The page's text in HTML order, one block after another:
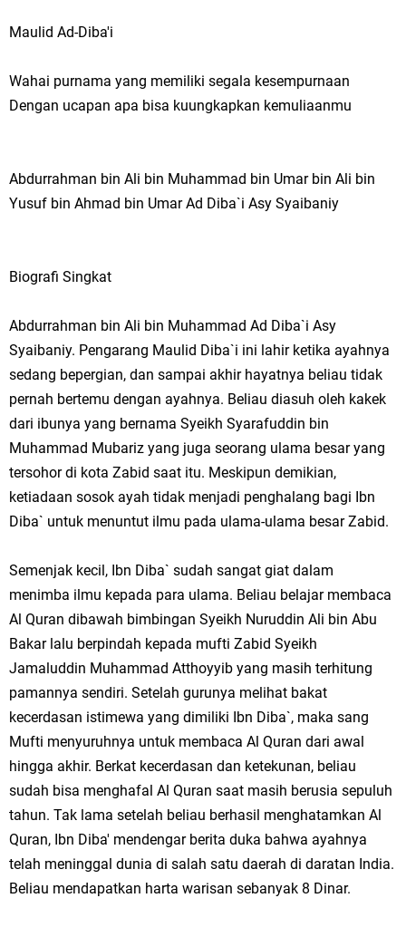
Maulid Ad-Diba'i
Wahai purnama yang memiliki segala kesempurnaan
Dengan ucapan apa bisa kuungkapkan kemuliaanmu
Abdurrahman bin Ali bin Muhammad bin Umar bin Ali bin
Yusuf bin Ahmad bin Umar Ad Diba`i Asy Syaibaniy
Biografi Singkat
Abdurrahman bin Ali bin Muhammad Ad Diba`i Asy
Syaibaniy. Pengarang Maulid Diba`i ini lahir ketika ayahnya
sedang bepergian, dan sampai akhir hayatnya beliau tidak
pernah bertemu dengan ayahnya. Beliau diasuh oleh kakek
dari ibunya yang bernama Syeikh Syarafuddin bin
Muhammad Mubariz yang juga seorang ulama besar yang
tersohor di kota Zabid saat itu. Meskipun demikian,
ketiadaan sosok ayah tidak menjadi penghalang bagi Ibn
Diba` untuk menuntut ilmu pada ulama-ulama besar Zabid.
Semenjak kecil, Ibn Diba` sudah sangat giat dalam
menimba ilmu kepada para ulama. Beliau belajar membaca
Al Quran dibawah bimbingan Syeikh Nuruddin Ali bin Abu
Bakar lalu berpindah kepada mufti Zabid Syeikh
Jamaluddin Muhammad Atthoyyib yang masih terhitung
pamannya sendiri. Setelah gurunya melihat bakat
kecerdasan istimewa yang dimiliki Ibn Diba`, maka sang
Mufti menyuruhnya untuk membaca Al Quran dari awal
hingga akhir. Berkat kecerdasan dan ketekunan, beliau
sudah bisa menghafal Al Quran saat masih berusia sepuluh
tahun. Tak lama setelah beliau berhasil menghatamkan Al
Quran, Ibn Diba' mendengar berita duka bahwa ayahnya
telah meninggal dunia di salah satu daerah di daratan India.
Beliau mendapatkan harta warisan sebanyak 8 Dinar.